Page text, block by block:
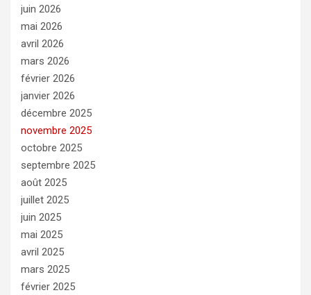
juin 2026
mai 2026
avril 2026
mars 2026
février 2026
janvier 2026
décembre 2025
novembre 2025
octobre 2025
septembre 2025
août 2025
juillet 2025
juin 2025
mai 2025
avril 2025
mars 2025
février 2025